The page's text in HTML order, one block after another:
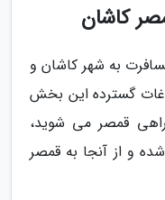
کاشان
به شهر کاشان و
گسترده این بخش
راهی قمصر می شوید،
و از آنجا به قمصر